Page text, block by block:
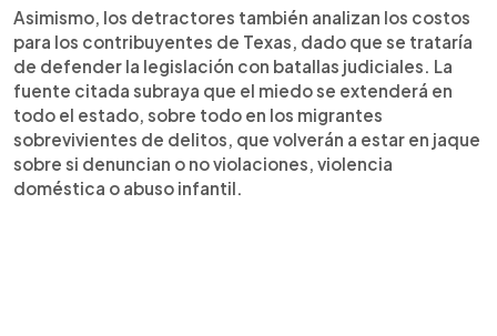
Asimismo, los detractores también analizan los costos
para los contribuyentes de Texas, dado que se trataría
de defender la legislación con batallas judiciales. La
fuente citada subraya que el miedo se extenderá en
todo el estado, sobre todo en los migrantes
sobrevivientes de delitos, que volverán a estar en jaque
sobre si denuncian o no violaciones, violencia
doméstica o abuso infantil.